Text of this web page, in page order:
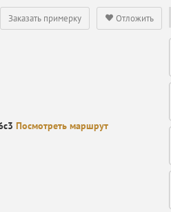
Отложить
Заказать примерку
Посмотреть маршрут